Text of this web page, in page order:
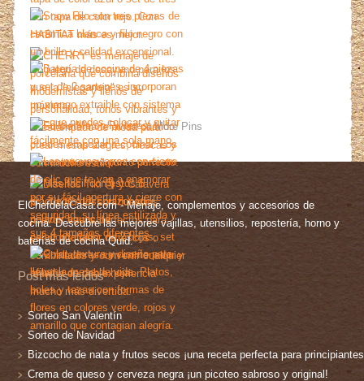
More Pins
ElChefdelaCasa.com - Menaje, complementos y accesorios de
cocina. Descubre las mejores vajillas, utensilios, repostería, horno y
baterías de cocina Quid.
Post más leídos
Sorteo San Valentín
Sorteo de Navidad
Bizcocho de nata y frutos secos ¡una receta perfecta para
Crema de queso y cerveza negra ¡un picoteo sabroso y original!